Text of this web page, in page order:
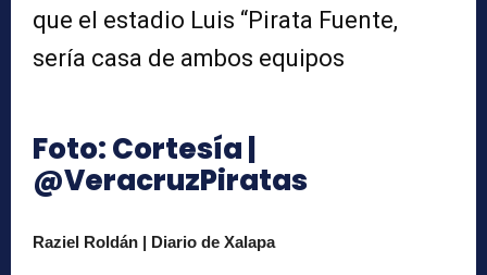
que el estadio Luis “Pirata Fuente,
sería casa de ambos equipos
Foto: Cortesía |
@VeracruzPiratas
Raziel Roldán | Diario de Xalapa